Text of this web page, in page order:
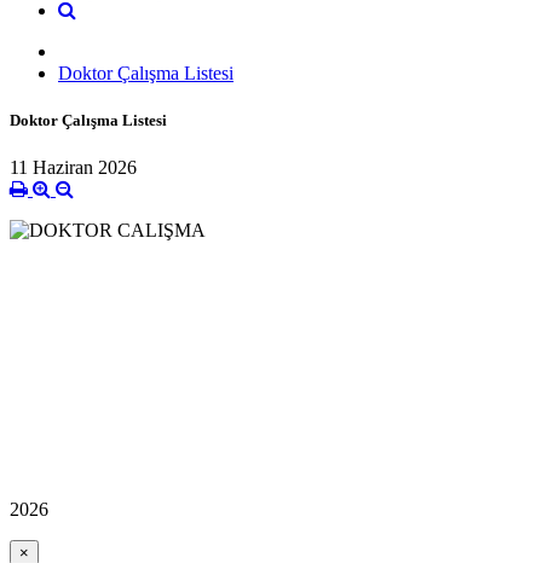
Doktor Çalışma Listesi
Doktor Çalışma Listesi
11 Haziran 2026
2026
×